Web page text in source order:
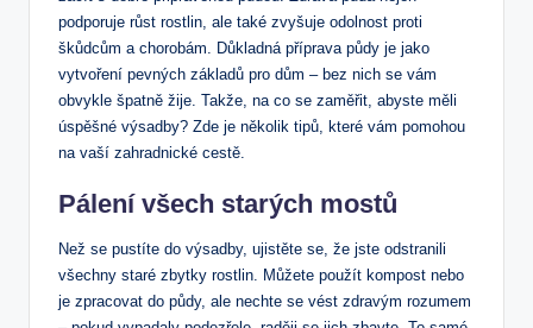
podporuje růst rostlin, ale také zvyšuje odolnost proti
škůdcům a chorobám. Důkladná příprava půdy je jako
vytvoření pevných základů pro dům – bez nich se vám
obvykle špatně žije. Takže, na co se zaměřit, abyste měli
úspěšné výsadby? Zde je několik tipů, které vám pomohou
na vaší zahradnické cestě.
Pálení všech starých mostů
Než se pustíte do výsadby, ujistěte se, že jste odstranili
všechny staré zbytky rostlin. Můžete použít kompost nebo
je zpracovat do půdy, ale nechte se vést zdravým rozumem